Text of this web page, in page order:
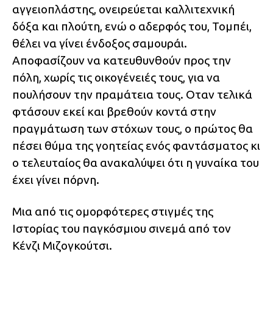
αγγειοπλάστης, ονειρεύεται καλλιτεχνική
δόξα και πλούτη, ενώ ο αδερφός του, Τομπέι,
θέλει να γίνει ένδοξος σαμουράι.
Αποφασίζουν να κατευθυνθούν προς την
πόλη, χωρίς τις οικογένειές τους, για να
πουλήσουν την πραμάτεια τους. Οταν τελικά
φτάσουν εκεί και βρεθούν κοντά στην
πραγμάτωση των στόχων τους, ο πρώτος θα
πέσει θύμα της γοητείας ενός φαντάσματος κι
ο τελευταίος θα ανακαλύψει ότι η γυναίκα του
έχει γίνει πόρνη.
Μια από τις ομορφότερες στιγμές της
Ιστορίας του παγκόσμιου σινεμά από τον
Κένζι Μιζογκούτσι.